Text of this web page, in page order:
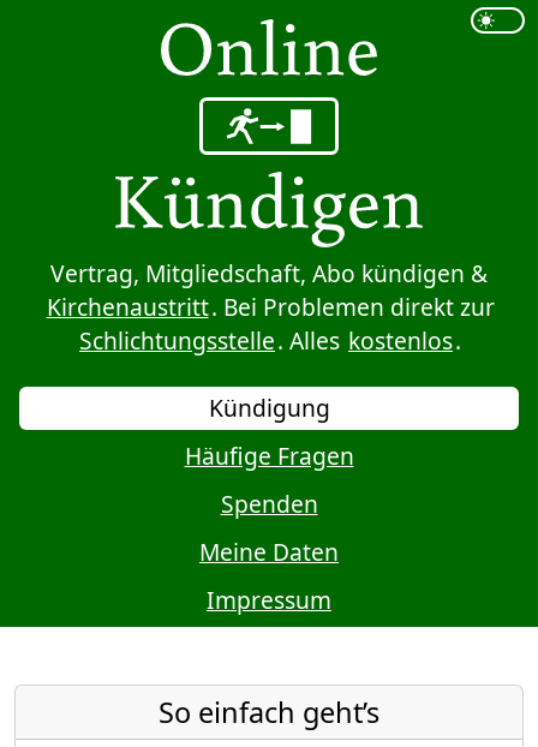
Sprung zum Inhalt
Vertrag, Mitgliedschaft, Abo kündigen &
Kirchenaustritt. Bei Problemen direkt zur
Schlichtungsstelle. Alles kostenlos.
Kündigung
Häufige Fragen
Spenden
Meine Daten
Impressum
So einfach geht’s